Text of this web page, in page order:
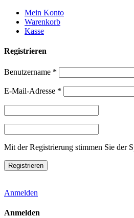
Weiter
zum
Inhalt
Mein Konto
Warenkorb
Kasse
Registrieren
Benutzername *
E-Mail-Adresse *
Mit der Registrierung stimmen Sie der
Anmelden
Anmelden